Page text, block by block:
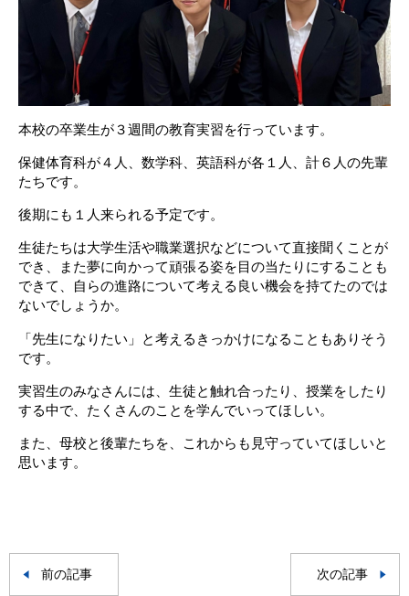
本校の卒業生が３週間の教育実習を行っています。
保健体育科が４人、数学科、英語科が各１人、計６人の先輩
たちです。
後期にも１人来られる予定です。
生徒たちは大学生活や職業選択などについて直接聞くことが
でき、また夢に向かって頑張る姿を目の当たりにすることも
できて、自らの進路について考える良い機会を持てたのでは
ないでしょうか。
「先生になりたい」と考えるきっかけになることもありそう
です。
実習生のみなさんには、生徒と触れ合ったり、授業をしたり
する中で、たくさんのことを学んでいってほしい。
また、母校と後輩たちを、これからも見守っていてほしいと
思います。
前の記事 次の記事